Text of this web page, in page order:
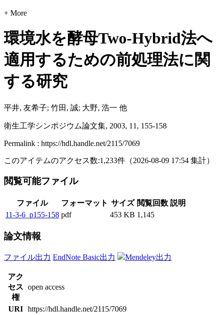
+ More
環境水を酵母Two-Hybrid法へ
適用するための前処理法に関
する研究
平井, 友希子; 竹田, 誠; 大野, 浩一 他
衛生工学シンポジウム論文集, 2003, 11, 155-158
Permalink : https://hdl.handle.net/2115/7069
このアイテムのアクセス数:1,233件 （2026-08-09 17:54 集計）
閲覧可能ファイル
ファイル フォーマット サイズ 閲覧回数 説明
11-3-6_p155-158 pdf 453 KB 1,145
論文情報
ファイル出力 EndNote Basic出力 Mendeley出力
アク
セス
権
open access
URI https://hdl.handle.net/2115/7069